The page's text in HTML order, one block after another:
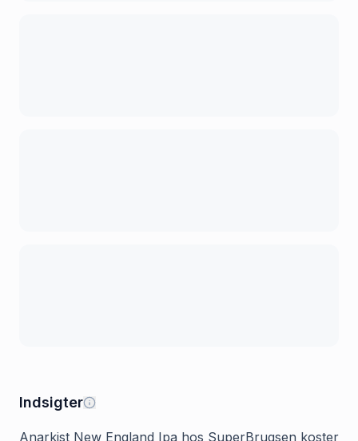
Indsigter
Anarkist New England Ipa hos SuperBrugsen koster